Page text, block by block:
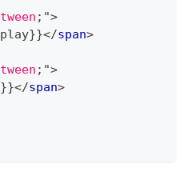
; ">
</span>
; ">
</span>